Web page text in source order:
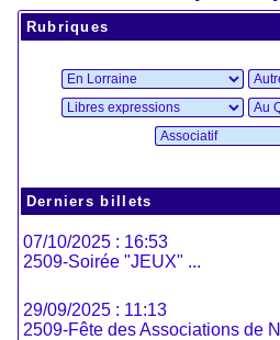
Rubriques
Derniers billets
07/10/2025 : 16:53
2509-Soirée "JEUX" ...
29/09/2025 : 11:13
2509-Fête des Associations de